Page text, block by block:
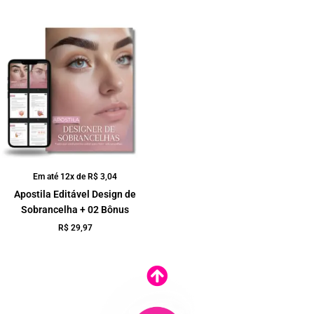
Em até 12x de R$ 3,04
Apostila Editável Design de
Sobrancelha + 02 Bônus
R$29,97